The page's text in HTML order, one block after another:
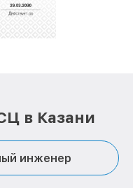
наш сервис еще
в Казани
инженер